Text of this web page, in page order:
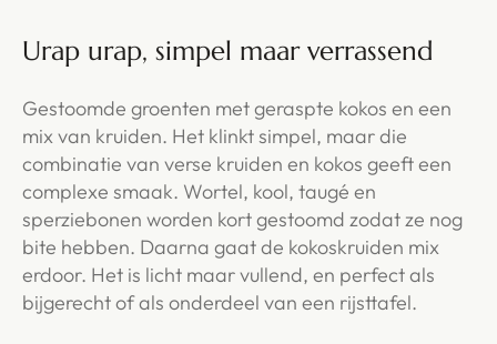
Urap urap, simpel maar verrassend
Gestoomde groenten met geraspte kokos en een
mix van kruiden. Het klinkt simpel, maar die
combinatie van verse kruiden en kokos geeft een
complexe smaak. Wortel, kool, taugé en
sperziebonen worden kort gestoomd zodat ze nog
bite hebben. Daarna gaat de kokoskruiden mix
erdoor. Het is licht maar vullend, en perfect als
bijgerecht of als onderdeel van een rijsttafel.